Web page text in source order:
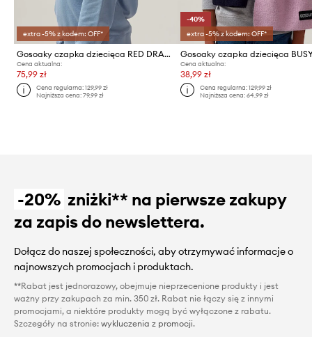
extra -5% z kodem: OFF*
Gosoaky czapka dziecięca RED DRAGON
Cena aktualna:
75,99 zł
Cena regularna:129,99 zł
Najniższa cena:79,99 zł
-40%
extra -5% z kodem: OFF*
Gosoaky czapka dziecięca
Cena aktualna:
38,99 zł
Cena regularna: 129,99 zł
Najniższa cena: 64,99 zł
-20% zniżki** na pierwsze zakupy
za zapis do newslettera.
Dołącz do naszej społeczności, aby otrzymywać informacje o
najnowszych promocjach i produktach.
**Rabat jest jednorazowy, obejmuje nieprzecenione produkty i jest
ważny przy zakupach za min. 350 zł. Rabat nie łączy się z innymi
promocjami, a niektóre produkty mogą być wyłączone z rabatu.
Szczegóły na stronie: wykluczenia z promocji.